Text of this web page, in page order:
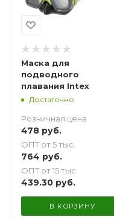
Маска для
подводного
плавания Intex
Достаточно
Розничная цена
478 руб.
ОПТ от 5 тыс.
764 руб.
ОПТ от 15 тыс.
439.30 руб.
В КОРЗИНУ